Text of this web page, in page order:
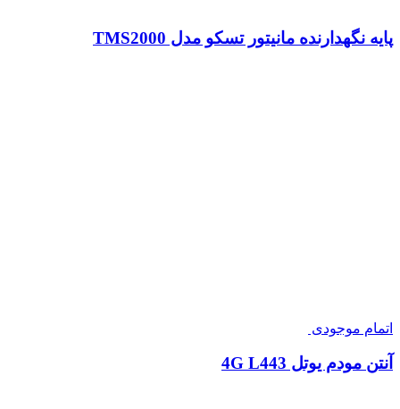
پایه نگهدارنده مانیتور تسکو مدل TMS2000
اتمام موجودی
آنتن مودم یوتل 4G L443